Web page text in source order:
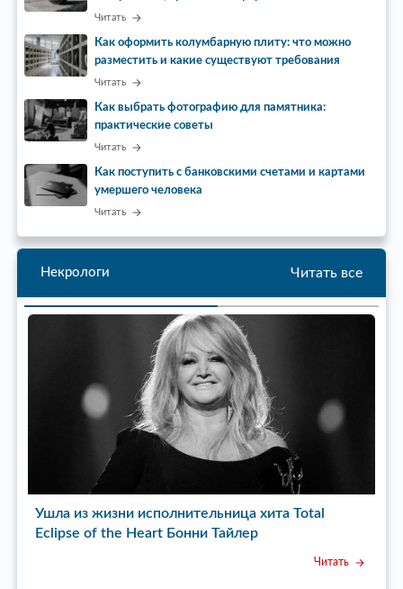
Читать
Как оформить колумбарную плиту: что можно
разместить и какие существуют требования
Читать
Как выбрать фотографию для памятника:
практические советы
Читать
Как поступить с банковскими счетами и картами
умершего человека
Читать
Некрологи Читать все
Ушла из жизни исполнительница хита Total
Eclipse of the Heart Бонни Тайлер
Читать